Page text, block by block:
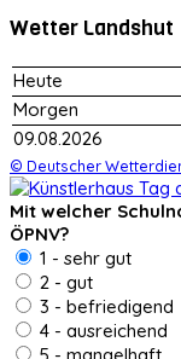
Wetter Landshut
Heute
Morgen
09.08.2026
© Deutscher
Mit welcher
ÖPNV?
1 - sehr gut
2 - gut
3 - befriedigend
4 - ausreichend
5 - mangelhaft